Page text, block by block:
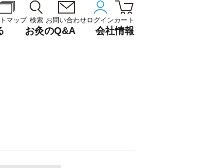
マップ 検索 お問い合わせログインカート
お灸のQ&A 会社情報